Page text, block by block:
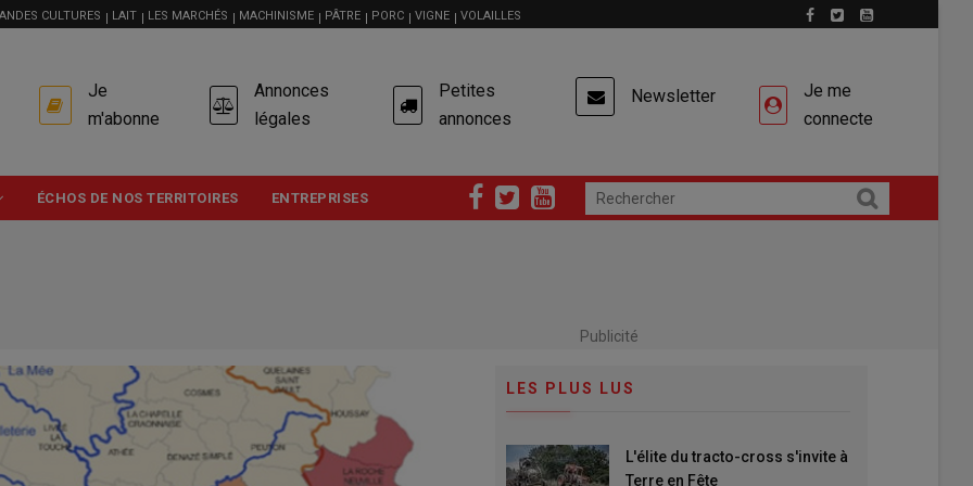
CULTURES LAIT LES MARCHÉS MACHINISME PÂTRE PORC VIGNE VOLAILLES
USER
ACCOUNT
MENU
Je
m'abonne
Annonces
légales
Petites
annonces
Newsletter
Je me
connecte
ÉCHOS DE NOS TERRITOIRES ENTREPRISES
Publicité
LES PLUS LUS
L'élite du tracto-cross s'invite à
Terre en Fête